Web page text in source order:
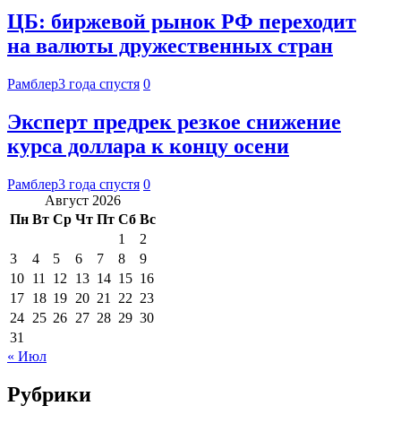
ЦБ: биржевой рынок РФ переходит
на валюты дружественных стран
Рамблер3 года спустя 0
Эксперт предрек резкое снижение
курса доллара к концу осени
Рамблер3 года спустя 0
Август 2026
Пн Вт Ср Чт Пт Сб Вс
1
2
3
4 5 6 7 8
9
10 11 12 13 14 15 16
17 18 19 20 21 22 23
24 25 26 27 28 29 30
31
« Июл
Рубрики